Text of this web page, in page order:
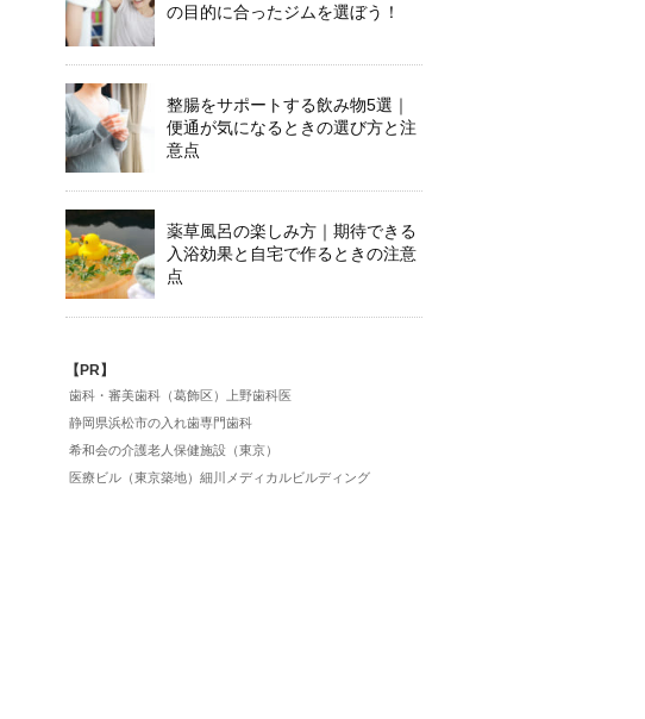
の目的に合ったジムを選ぼう！
整腸をサポートする飲み物5選｜
便通が気になるときの選び方と注
意点
薬草風呂の楽しみ方｜期待できる
入浴効果と自宅で作るときの注意
点
【PR】
歯科・審美歯科（葛飾区）上野歯科医
静岡県浜松市の入れ歯専門歯科
希和会の介護老人保健施設（東京）
医療ビル（東京築地）細川メディカルビルディング